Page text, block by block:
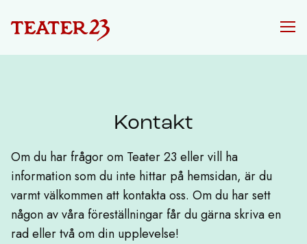
Kontakt
Om du har frågor om Teater 23 eller vill ha
information som du inte hittar på hemsidan, är du
varmt välkommen att kontakta oss. Om du har sett
någon av våra föreställningar får du gärna skriva en
rad eller två om din upplevelse!